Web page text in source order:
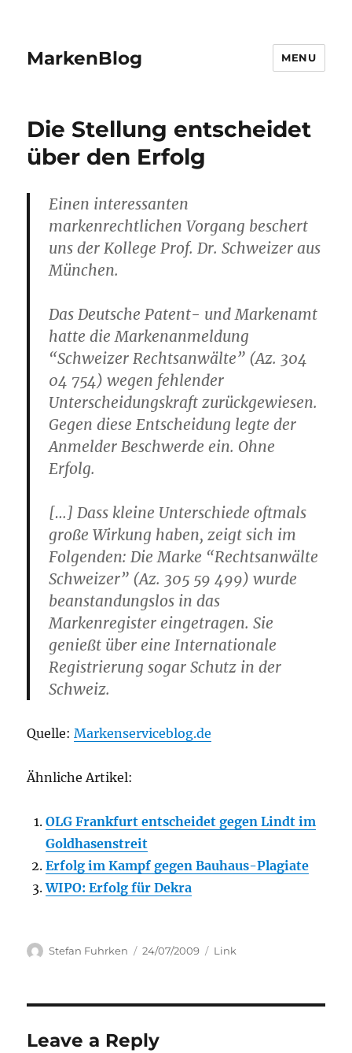
MarkenBlog MENU
Die Stellung entscheidet
über den Erfolg
Einen interessanten
markenrechtlichen Vorgang beschert
uns der Kollege Prof. Dr. Schweizer aus
München.
Das Deutsche Patent- und Markenamt
hatte die Markenanmeldung
“Schweizer Rechtsanwälte” (Az. 304
04 754) wegen fehlender
Unterscheidungskraft zurückgewiesen.
Gegen diese Entscheidung legte der
Anmelder Beschwerde ein. Ohne
Erfolg.
[…] Dass kleine Unterschiede oftmals
große Wirkung haben, zeigt sich im
Folgenden: Die Marke “Rechtsanwälte
Schweizer” (Az. 305 59 499) wurde
beanstandungslos in das
Markenregister eingetragen. Sie
genießt über eine Internationale
Registrierung sogar Schutz in der
Schweiz.
Quelle:Markenserviceblog.de
Ähnliche Artikel:
OLG Frankfurt entscheidet gegen Lindt im
Goldhasenstreit
Erfolg im Kampf gegen Bauhaus-Plagiate
WIPO: Erfolg für Dekra
Author
Stefan Fuhrken
Posted
24/07/2009 Categories
Link
Leave a Reply